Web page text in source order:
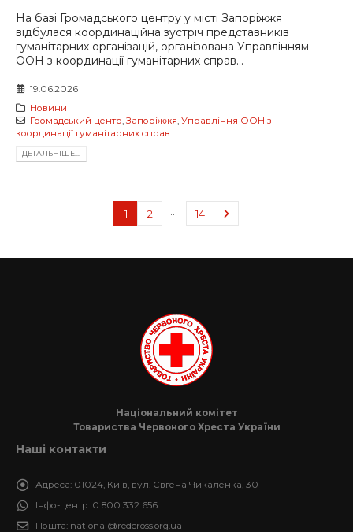
На базі Громадського центру у місті Запоріжжя
відбулася координаційна зустріч представників
гуманітарних організацій, організована Управлінням
ООН з координації гуманітарних справ...
19.06.2026
Новини
Громадський центр Запоріжжя Управління ООН з
координації гуманітарних справ
ДЕТАЛЬНIШЕ...
1 2 14
Національний комітет
Товариства Червоного Хреста України
Наші контакти
Адреса: 01024, Київ, вул. Євгена Чикаленка, 30
Інфо-центр: 0 800 332 656
Пошта: national@redcross.org.ua